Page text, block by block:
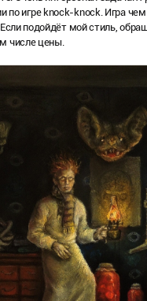
по игре knock-knock. Игра
подойдёт мой стиль,
числе цены.